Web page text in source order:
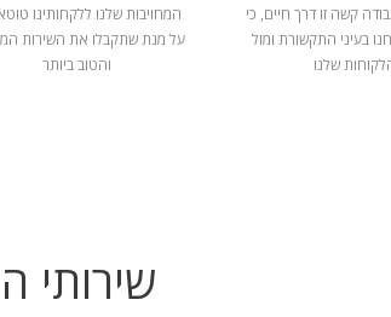
קשה זו דרך חיים, כי
בעיני התקשורת ומול
שלנו
המחויבות שלנו ללקחותינו
על מנת שתקבלו את השירות
והטוב ביותר
שירותי